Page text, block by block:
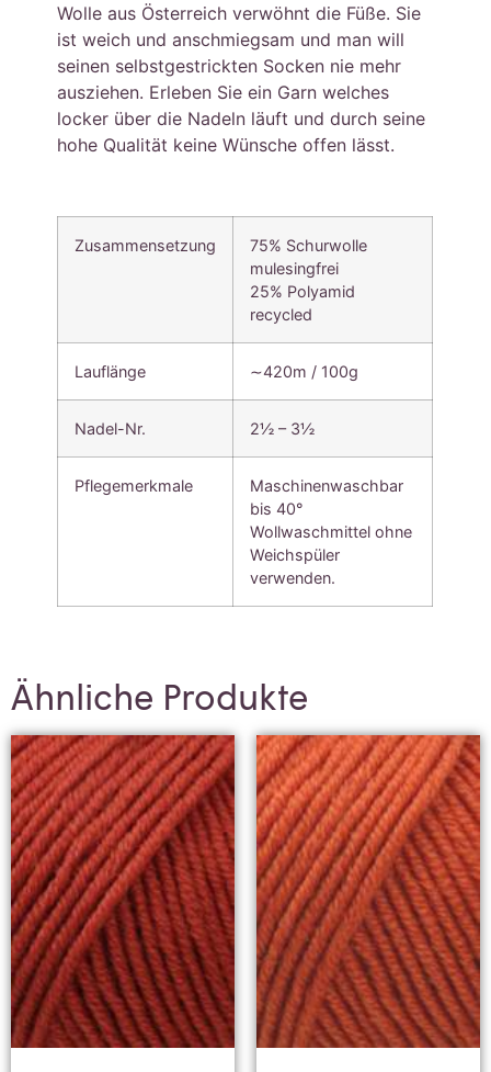
Wolle aus Österreich verwöhnt die Füße. Sie
ist weich und anschmiegsam und man will
seinen selbstgestrickten Socken nie mehr
ausziehen. Erleben Sie ein Garn welches
locker über die Nadeln läuft und durch seine
hohe Qualität keine Wünsche offen lässt.
Zusammensetzung
75% Schurwolle
mulesingfrei
25% Polyamid
recycled
Lauflänge ∼420m / 100g
Nadel-Nr. 2½ – 3½
Pflegemerkmale
Maschinenwaschbar
bis 40°
Wollwaschmittel ohne
Weichspüler
verwenden.
Ähnliche Produkte